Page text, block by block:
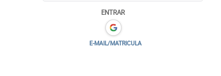
ENTRAR
E-MAIL/MATRICULA